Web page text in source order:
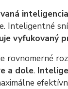
inteligencia
Inteligentné
vyfukovaný
rovnomerné
a dole.